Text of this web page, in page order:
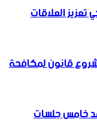
تعزيز العلاقات
قانون لمكافحة
خامس جلسات